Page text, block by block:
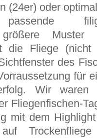
(24er) oder
größere Muster
die Fliege (nicht
des
für
Wir waren
Fliegenfischen-
mit dem